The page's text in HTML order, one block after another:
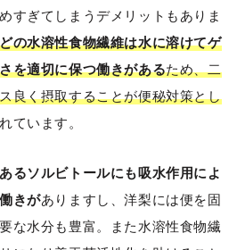
すぎてしまうデメリットもありま
の水溶性食物繊維は水に溶けてゲ
を適切に保つ働きがあるため、二
良く摂取することが便秘対策とし
ています。
るソルビトールにも吸水作用によ
きがありますし、洋梨には便を固
な水分も豊富。また水溶性食物繊